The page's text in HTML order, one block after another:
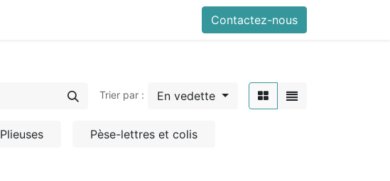
Contactez-nous
Trier par : En vedette
Plieuses Pèse-lettres et colis